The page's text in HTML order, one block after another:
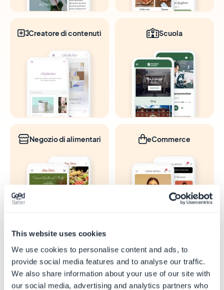
This website uses cookies
We use cookies to personalise content and ads, to
provide social media features and to analyse our traffic.
We also share information about your use of our site with
our social media, advertising and analytics partners who
Creatore di contenuti Scuola
Negozio di alimentari eCommerce
Giornale Fede